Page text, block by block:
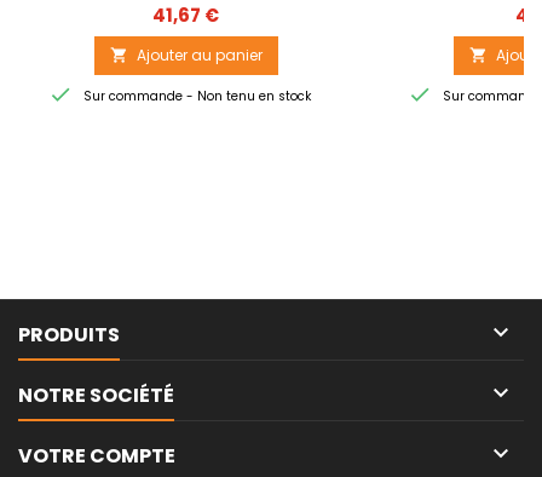
Prix
41,67 €
 Ajouter au panier
 Sur commande - Non tenu en stock

 Sur
PRODUITS 
NOTRE SOCIÉTÉ 
VOTRE COMPTE 